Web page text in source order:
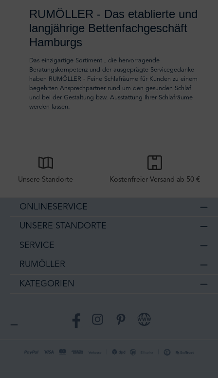
RUMÖLLER - Das etablierte und
langjährige Bettenfachgeschäft
Hamburgs
Das einzigartige Sortiment , die hervorragende
Beratungskompetenz und der ausgeprägte Servicegedanke
haben RUMÖLLER - Feine Schlafräume für Kunden zu einem
begehrten Ansprechpartner rund um den gesunden Schlaf
und bei der Gestaltung bzw. Ausstattung Ihrer Schlafräume
werden lassen.
Unsere Standorte Kostenfreier Versand ab 50 €
ONLINESERVICE
UNSERE STANDORTE
SERVICE
RUMÖLLER
KATEGORIEN
Facebook Instagram Pinterest Website